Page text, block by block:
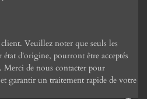
Veuillez noter que seuls les
d'origine, pourront être acceptés
de nous contacter pour
garantir un traitement rapide de votre